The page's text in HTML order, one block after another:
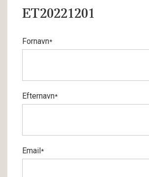
ET20221201
Fornavn*
Efternavn*
Email*